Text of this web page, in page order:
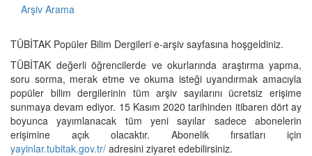
Arşiv Arama
TÜBİTAK Popüler Bilim Dergileri e-arşiv sayfasına hoşgeldiniz.
TÜBİTAK değerli öğrencilerde ve okurlarında araştırma yapma,
soru sorma, merak etme ve okuma isteği uyandırmak amacıyla
popüler bilim dergilerinin tüm arşiv sayılarını ücretsiz erişime
sunmaya devam ediyor. 15 Kasım 2020 tarihinden itibaren dört ay
boyunca yayımlanacak tüm yeni sayılar sadece abonelerin
erişimine açık olacaktır. Abonelik fırsatları için
yayinlar.tubitak.gov.tr/ adresini ziyaret edebilirsiniz.